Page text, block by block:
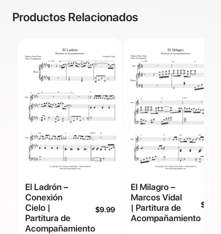
Productos Relacionados
El Ladrón –
Conexión
Cielo |
Partitura de
Acompañamiento
$9.99
El Milagro –
Marcos Vidal
| Partitura de
Acompañamiento
$